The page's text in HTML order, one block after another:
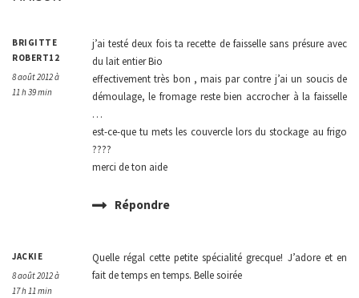
BRIGITTE
ROBERT12
8 août 2012 à
11 h 39 min
j’ai testé deux fois ta recette de faisselle sans présure avec
du lait entier Bio
effectivement très bon , mais par contre j’ai un soucis de
démoulage, le fromage reste bien accrocher à la faisselle
…
est-ce-que tu mets les couvercle lors du stockage au frigo
????
merci de ton aide
Répondre
JACKIE
8 août 2012 à
17 h 11 min
Quelle régal cette petite spécialité grecque! J’adore et en
fait de temps en temps. Belle soirée